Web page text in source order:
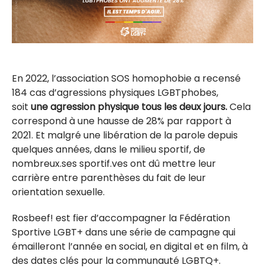
En 2022, l’association SOS homophobie a recensé
184 cas d’agressions physiques LGBTphobes,
soit une agression physique tous les deux jours.Cela
correspond à une hausse de 28% par rapport à
2021. Et malgré une libération de la parole depuis
quelques années, dans le milieu sportif, de
nombreux.ses sportif.ves ont dû mettre leur
carrière entre parenthèses du fait de leur
orientation sexuelle.
Rosbeef! est fier d’accompagner la Fédération
Sportive LGBT+ dans une série de campagne qui
émailleront l’année en social, en digital et en film, à
des dates clés pour la communauté LGBTQ+.